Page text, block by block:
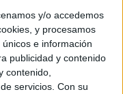
y/o accedemos
y procesamos
e información
publicidad y contenido
contenido,
servicios. Con su
07/04/2025 0
21/03/2025